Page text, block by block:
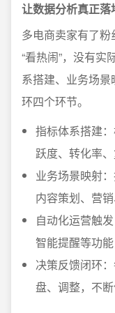
让数据分析真正落
多电商卖家有了
“看热闹”，没有实
系搭建、业务场
环四个环节。
指标体系搭建
跃度、转化率
业务场景映射
内容策划、营
自动化运营触
智能提醒等功能
决策反馈闭环
盘、调整，不断